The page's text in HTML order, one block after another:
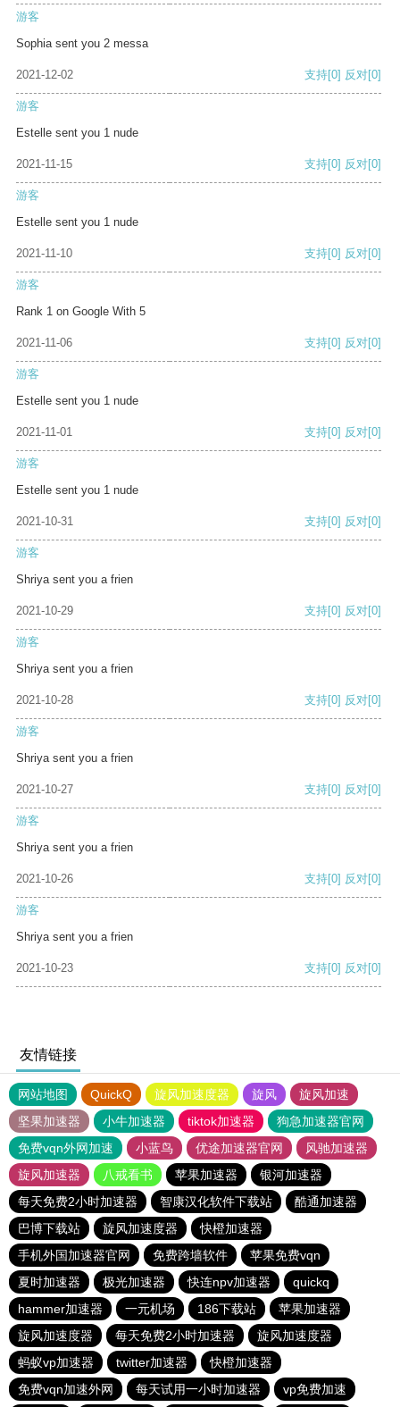
游客
Sophia sent you 2 messa
2021-12-02 支持[0] 反对[0]
游客
Estelle sent you 1 nude
2021-11-15 支持[0] 反对[0]
游客
Estelle sent you 1 nude
2021-11-10 支持[0] 反对[0]
游客
Rank 1 on Google With 5
2021-11-06 支持[0] 反对[0]
游客
Estelle sent you 1 nude
2021-11-01 支持[0] 反对[0]
游客
Estelle sent you 1 nude
2021-10-31 支持[0] 反对[0]
游客
Shriya sent you a frien
2021-10-29 支持[0] 反对[0]
游客
Shriya sent you a frien
2021-10-28 支持[0] 反对[0]
游客
Shriya sent you a frien
2021-10-27 支持[0] 反对[0]
游客
Shriya sent you a frien
2021-10-26 支持[0] 反对[0]
游客
Shriya sent you a frien
2021-10-23 支持[0] 反对[0]
友情链接
网站地图 QuickQ 旋风加速度器 旋风
旋风加速
坚果加速器
小牛加速器 tiktok加速器
狗急加速器官网
免费vqn外网加速
小蓝鸟 优途加速器官网
风驰加速器
旋风加速器
八戒看书 苹果加速器
银河加速器
每天免费2小时加速器
智康汉化软件下载站
酷通加速器
巴博下载站
旋风加速度器
快橙加速器
手机外国加速器官网
免费跨墙软件
苹果免费vqn
夏时加速器
极光加速器 快连npv加速器
quickq
hammer加速器
一元机场 186下载站
苹果加速器
旋风加速度器
每天免费2小时加速器
旋风加速度器
蚂蚁vp加速器
twitter加速器
快橙加速器
免费vqn加速外网
每天试用一小时加速器 vp免费加速